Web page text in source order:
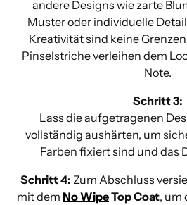
andere Designs wie zarte
Muster oder individuelle
Kreativität sind keine
Pinselstriche verleihen dem
Note.
Schritt 3:
Lass die aufgetragenen
vollständig aushärten, um
Farben fixiert sind und das
Schritt 4: Zum Abschluss
mit dem No WipeTop Coat, um